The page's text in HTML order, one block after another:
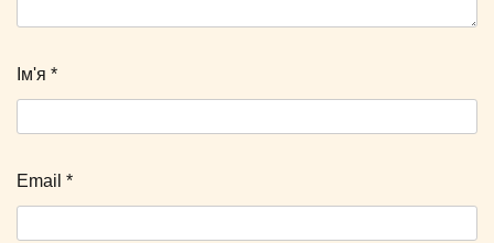
Ім'я *
Email *